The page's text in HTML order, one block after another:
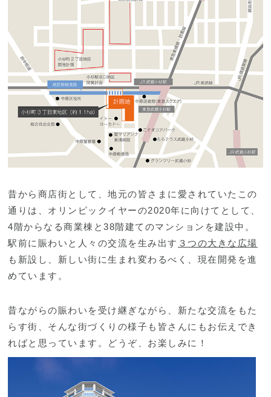
昔から商店街として、地元の皆さまに愛されていたこの
通りは、オリンピックイヤーの2020年に向けてとして、
4階からなる商業棟と38階建てのマンションを建設中。
駅前に賑わいと人々の交流を生み出す ３つの大きな広場
も新設し、新しい街に生まれ変わるべく、現在開発を進
めています。
昔ながらの賑わいを受け継ぎながら、新たな交流をもた
らす街、そんな街づくりの様子も皆さんにもお伝えでき
ればと思っています。どうぞ、お楽しみに！